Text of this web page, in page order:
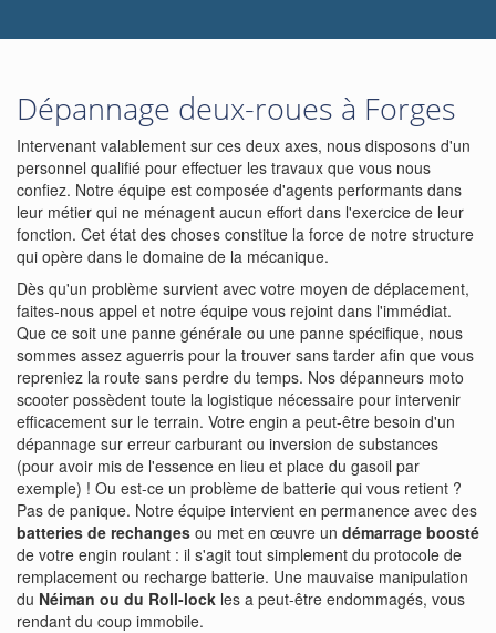
Dépannage deux-roues à Forges
Intervenant valablement sur ces deux axes, nous disposons d'un
personnel qualifié pour effectuer les travaux que vous nous
confiez. Notre équipe est composée d'agents performants dans
leur métier qui ne ménagent aucun effort dans l'exercice de leur
fonction. Cet état des choses constitue la force de notre structure
qui opère dans le domaine de la mécanique.
Dès qu'un problème survient avec votre moyen de déplacement,
faites-nous appel et notre équipe vous rejoint dans l'immédiat.
Que ce soit une panne générale ou une panne spécifique, nous
sommes assez aguerris pour la trouver sans tarder afin que vous
repreniez la route sans perdre du temps. Nos dépanneurs moto
scooter possèdent toute la logistique nécessaire pour intervenir
efficacement sur le terrain. Votre engin a peut-être besoin d'un
dépannage sur erreur carburant ou inversion de substances
(pour avoir mis de l'essence en lieu et place du gasoil par
exemple) ! Ou est-ce un problème de batterie qui vous retient ?
Pas de panique. Notre équipe intervient en permanence avec des
batteries de rechanges ou met en œuvre un démarrage boosté
de votre engin roulant : il s'agit tout simplement du protocole de
remplacement ou recharge batterie. Une mauvaise manipulation
du Néiman ou du Roll-lock les a peut-être endommagés, vous
rendant du coup immobile.